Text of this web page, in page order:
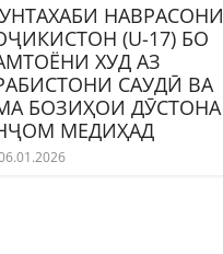
НАВРАСОНИ
(U-17) БО
ХУД АЗ
САУДӢ ВА
БОЗИҲОИ ДӮСТОНА
МЕДИҲАД